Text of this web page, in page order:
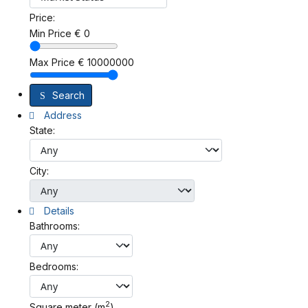
Price:
Min Price € 0
Max Price € 10000000
Search
Address
State:
City:
Details
Bathrooms:
Bedrooms:
2